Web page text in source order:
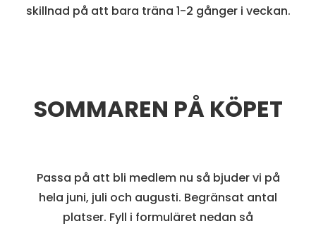
skillnad på att bara träna 1-2 gånger i veckan.
SOMMAREN PÅ KÖPET
Passa på att bli medlem nu så bjuder vi på
hela juni, juli och augusti. Begränsat antal
platser. Fyll i formuläret nedan så